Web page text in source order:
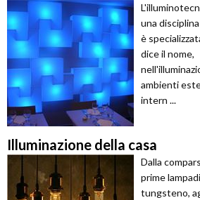
una
è
dice il nome,
ambienti
intern ...
Illuminazione della casa
Dalla
prime
tungsteno,